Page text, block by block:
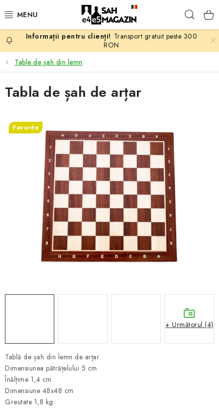
PROMOTII
ȘAH
PIESE DE ȘAH
CEAS DE ȘAH
CĂRȚI DE ȘAH
ANTICARIAT
ȘAH ONLINE
MERCH ȘAH
Transport gratuit peste 300
RON
Table de șah din lemn
Tablă de șah din lemn de arțar
Dimensiunea pătrățelului 5 cm
Înălțime 1,4 cm
Dimensiune 48x48 cm
Greutate 1,8 kg
Tabla de șah de arțar
Favorite
+ Următorul (4)